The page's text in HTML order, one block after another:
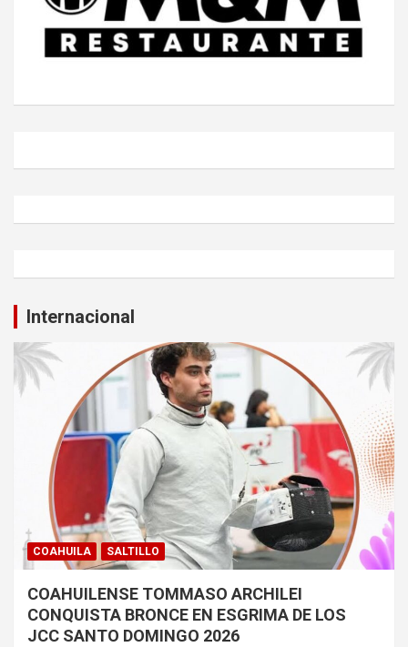
Internacional
COAHUILA SALTILLO
COAHUILENSE TOMMASO ARCHILEI
CONQUISTA BRONCE EN ESGRIMA DE LOS
JCC SANTO DOMINGO 2026